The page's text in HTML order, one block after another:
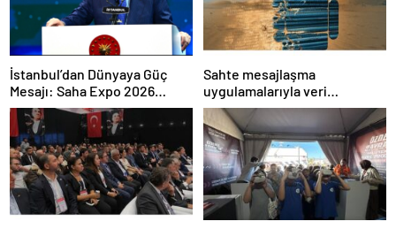
İstanbul’dan Dünyaya Güç
Mesajı: Saha Expo 2026
Rekorlarla Kapılarını Kapattı
Sahte mesajlaşma
uygulamalarıyla veri
sızdırıyorlar- Haber Şafak